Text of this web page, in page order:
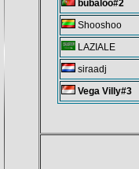
bubaloo#2
Shooshoo
LAZIALE
siraadj
Vega Villy#3